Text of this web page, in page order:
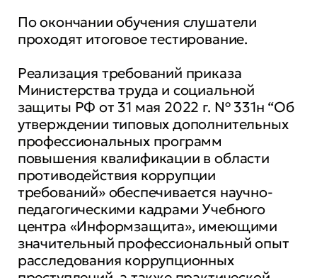
По окончании обучения слушатели
проходят итоговое тестирование.
Реализация требований приказа
Министерства труда и социальной
защиты РФ от 31 мая 2022 г. № 331н “Об
утверждении типовых дополнительных
профессиональных программ
повышения квалификации в области
противодействия коррупции
требований» обеспечивается научно-
педагогическими кадрами Учебного
центра «Информзащита», имеющими
значительный профессиональный опыт
расследования коррупционных